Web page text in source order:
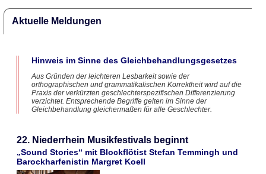
Aktuelle Meldungen
Hinweis im Sinne des Gleichbehandlungsgesetzes
Aus Gründen der leichteren Lesbarkeit sowie der
orthographischen und grammatikalischen Korrektheit wird auf die
Praxis der verkürzten geschlechterspezifischen Differenzierung
verzichtet. Entsprechende Begriffe gelten im Sinne der
Gleichbehandlung gleichermaßen für alle Geschlechter.
22. Niederrhein Musikfestivals beginnt
„Sound Stories“ mit Blockflötist Stefan Temmingh und
Barockharfenistin Margret Koell